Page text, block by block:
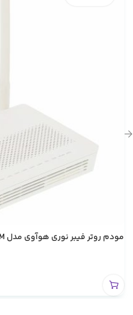
مودم روتر فیبر نوری هوآوی مدل EchoLife HG8546M